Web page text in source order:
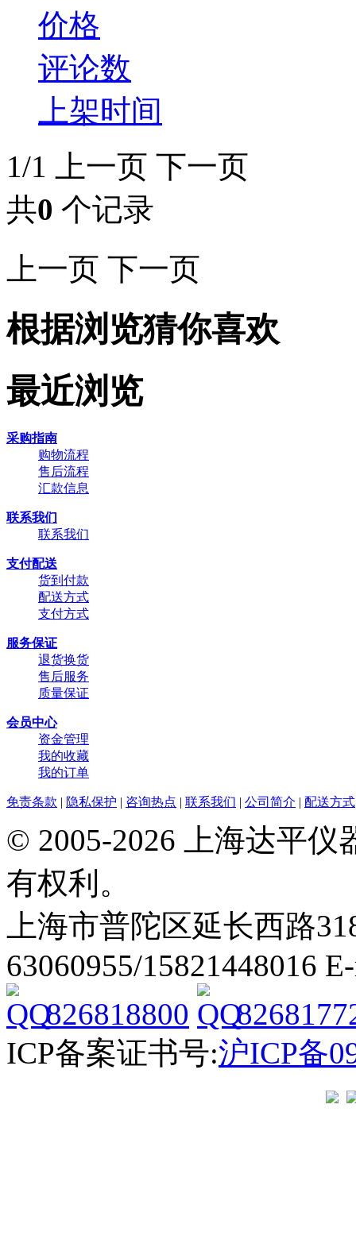
价格
评论数
上架时间
1/1
上一页 下一页
共0 个记录
上一页 下一页
根据浏览猜你喜欢
最近浏览
采购指南
购物流程
售后流程
汇款信息
联系我们
联系我们
支付配送
货到付款
配送方式
支付方式
服务保证
退货换货
售后服务
质量保证
会员中心
资金管理
我的收藏
我的订单
免责条款 | 隐私保护 | 咨询热点 | 联系我们 | 公司简介 | 配送方式
© 2005-2026 上海达平
有权利。
上海市普陀区延长西路
63060955/15821448016
826818800
ICP备案证书号:沪ICP备